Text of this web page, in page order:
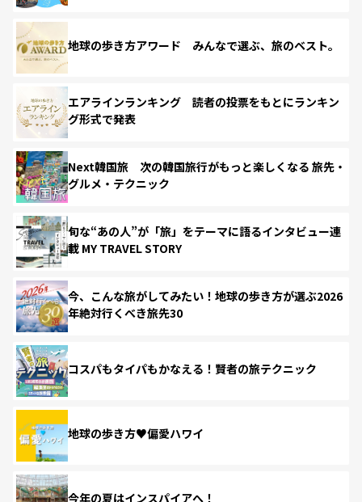
地球の歩き方アワード みんなで選ぶ、旅のベスト。
エアラインランキング 読者の投票をもとにランキン
グ形式で発表
Next韓国旅 次の韓国旅行がもっと楽しくなる 旅先・
グルメ・テクニック
旬な“あの人”が「旅」をテーマに語るインタビュー連
載 MY TRAVEL STORY
今、こんな旅がしてみたい！地球の歩き方が選ぶ2026
年絶対行くべき旅先30
コスパもタイパもかなえる！賢者の旅テクニック
地球の歩き方♥偏愛ハワイ
今年の夏はインスパイアへ！